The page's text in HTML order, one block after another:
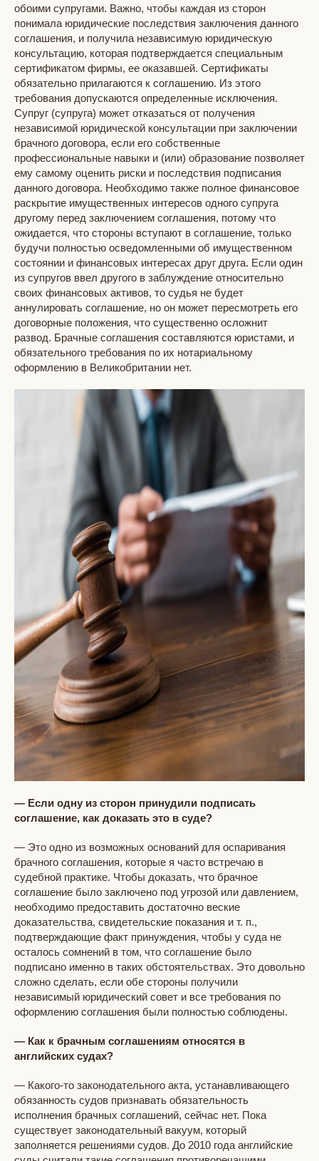
обоими супругами. Важно, чтобы каждая из сторон
понимала юридические последствия заключения данного
соглашения, и получила независимую юридическую
консультацию, которая подтверждается специальным
сертификатом фирмы, ее оказавшей. Сертификаты
обязательно прилагаются к соглашению. Из этого
требования допускаются определенные исключения.
Супруг (супруга) может отказаться от получения
независимой юридической консультации при заключении
брачного договора, если его собственные
профессиональные навыки и (или) образование позволяет
ему самому оценить риски и последствия подписания
данного договора. Необходимо также полное финансовое
раскрытие имущественных интересов одного супруга
другому перед заключением соглашения, потому что
ожидается, что стороны вступают в соглашение, только
будучи полностью осведомленными об имущественном
состоянии и финансовых интересах друг друга. Если один
из супругов ввел другого в заблуждение относительно
своих финансовых активов, то судья не будет
аннулировать соглашение, но он может пересмотреть его
договорные положения, что существенно осложнит
развод. Брачные соглашения составляются юристами, и
обязательного требования по их нотариальному
оформлению в Великобритании нет.
— Если одну из сторон принудили подписать
соглашение, как доказать это в суде?
— Это одно из возможных оснований для оспаривания
брачного соглашения, которые я часто встречаю в
судебной практике. Чтобы доказать, что брачное
соглашение было заключено под угрозой или давлением,
необходимо предоставить достаточно веские
доказательства, свидетельские показания и т. п.,
подтверждающие факт принуждения, чтобы у суда не
осталось сомнений в том, что соглашение было
подписано именно в таких обстоятельствах. Это довольно
сложно сделать, если обе стороны получили
независимый юридический совет и все требования по
оформлению соглашения были полностью соблюдены.
— Как к брачным соглашениям относятся в
английских судах?
— Какого-то законодательного акта, устанавливающего
обязанность судов признавать обязательность
исполнения брачных соглашений, сейчас нет. Пока
существует законодательный вакуум, который
заполняется решениями судов. До 2010 года английские